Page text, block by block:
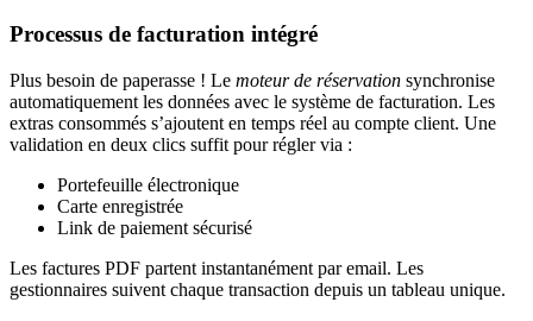
Processus de facturation intégré
Plus besoin de paperasse ! Le moteur de réservation synchronise
automatiquement les données avec le système de facturation. Les
extras consommés s’ajoutent en temps réel au compte client. Une
validation en deux clics suffit pour régler via :
Portefeuille électronique
Carte enregistrée
Link de paiement sécurisé
Les factures PDF partent instantanément par email. Les
gestionnaires suivent chaque transaction depuis un tableau unique.